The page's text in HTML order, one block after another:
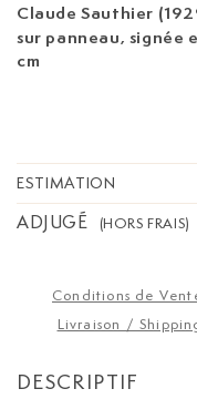
Claude Sauthier
sur panneau, signée
cm
ESTIMATION
ADJUGÉ (HORS FRAIS)
Conditions de
Livraison /
DESCRIPTIF